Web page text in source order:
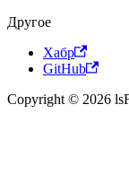
Другое
Хабр
GitHub
Copyright © 2026